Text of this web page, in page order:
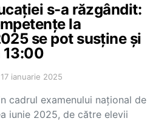
s-a răzgândit:
la
se pot susține și
13:00
17 ianuarie 2025
cadrul examenului național de
iunie 2025, de către elevii